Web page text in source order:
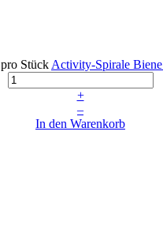
pro Stück Activity-Spirale Biene
+
–
In den Warenkorb